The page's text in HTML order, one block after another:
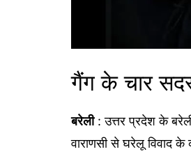
गैंग के चार
बरेली: उत्तर प्रदेश के
वाराणसी से घरेलू विवाद